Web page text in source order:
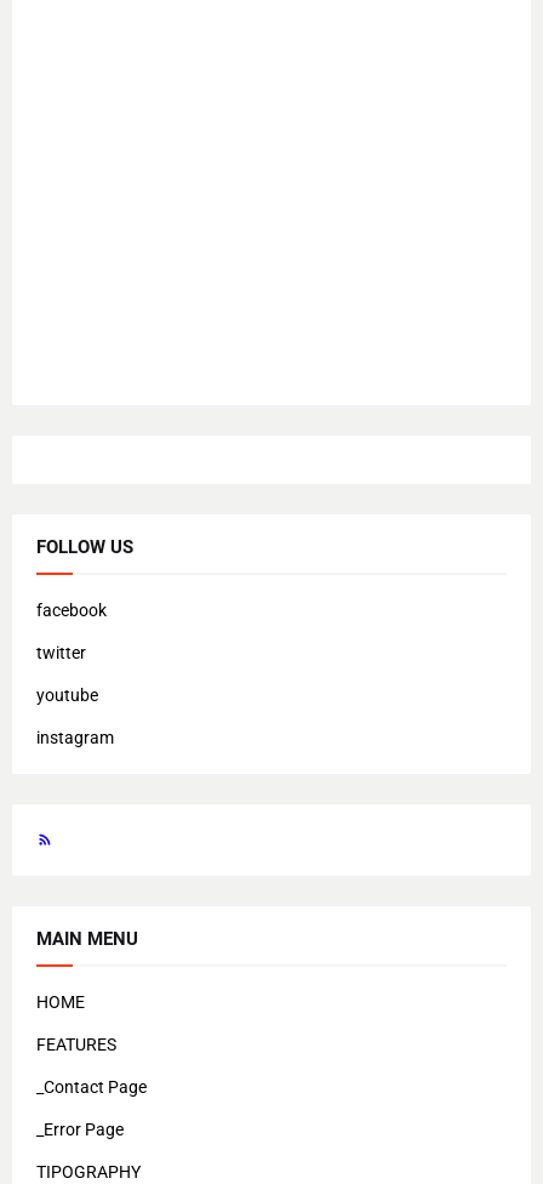
FOLLOW US
facebook
twitter
youtube
instagram
MAIN MENU
HOME
FEATURES
_Contact Page
_Error Page
TIPOGRAPHY